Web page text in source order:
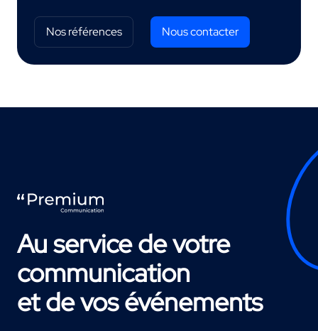
Nos références Nous contacter
Au service de votre
communication
et de vos événements